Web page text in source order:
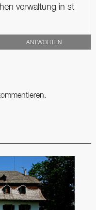
verwaltung in st
ANTWORTEN